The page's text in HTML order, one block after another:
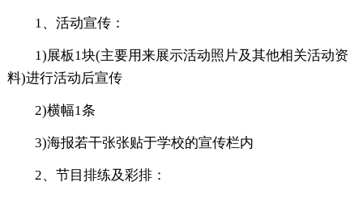
1、活动宣传：
1)展板1块(主要用来展示活动照片及其他相关活动资
料)进行活动后宣传
2)横幅1条
3)海报若干张张贴于学校的宣传栏内
2、节目排练及彩排：